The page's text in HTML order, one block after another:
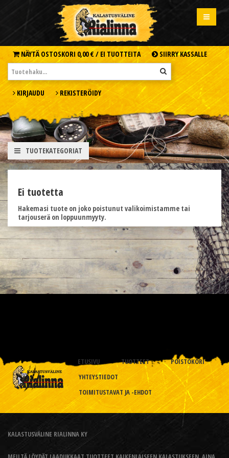
NÄYTÄ OSTOSKORI 0,00 € / EI TUOTTEITA SIIRRY KASSALLE
KIRJAUDU REKISTERÖIDY
TUOTEKATEGORIAT
Ei tuotetta
Hakemasi tuote on joko poistunut valikoimistamme tai
tarjouserä on loppuunmyyty.
ETUSIVU TUOTTEET
POISTOKORI
YHTEYSTIEDOT
TOIMITUSTAVAT JA -EHDOT
KALASTUSVÄLINE RIALINNA KY